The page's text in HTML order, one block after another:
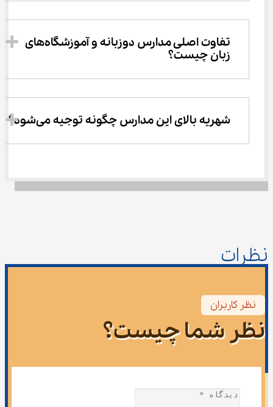
تفاوت اصلی مدارس دوزبانه و آموزشگاه‌های
زبان چیست؟
شهریه بالای این مدارس چگونه توجیه می‌شود؟
نظرات
نظر کاربران
نظر شما چیست؟